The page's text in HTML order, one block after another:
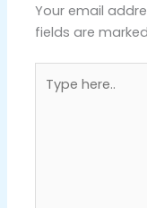
Your email
fields are marked
here..